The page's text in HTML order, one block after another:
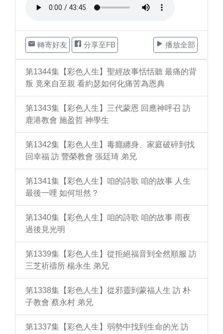
轉寄好友 分享至FB 播放全部
第1344集【彩色人生】聖經故事恬恬聽 最痛的背
叛 竟來自至親 看約瑟如何化痛苦為恩典
第1343集【彩色人生】三代蒙恩 回應神呼召 訪
鹿港教會 施盈哲 神學生
第1342集【彩色人生】毒癮纏身、家庭破碎到找
回幸福 訪 豐榮教會 張廷琦 弟兄
第1341集【彩色人生】咱的詩歌 咱的故事 人生
最後一哩 如何坦然？
第1340集【彩色人生】咱的詩歌 咱的故事 雨夜
過後見光明
第1339集【彩色人生】從拒絕福音到全然順服 訪
三芝祈禱所 楊永生 弟兄
第1338集【彩色人生】從邪靈到蒙福人生 訪 朴
子教會 蔡永村 弟兄
第1337集【彩色人生】弱勢中找到生命的光 訪